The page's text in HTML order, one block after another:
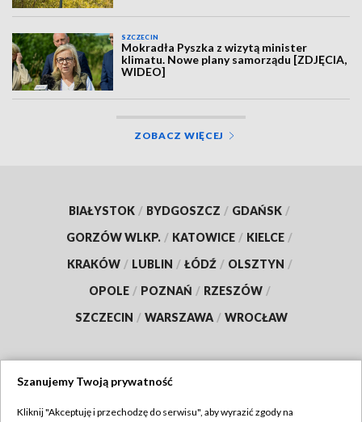
SZCZECIN
Mokradła Pyszka z wizytą minister
klimatu. Nowe plany samorządu [ZDJĘCIA,
WIDEO]
ZOBACZ WIĘCEJ
BIAŁYSTOK / BYDGOSZCZ / GDAŃSK /
GORZÓW WLKP. / KATOWICE / KIELCE /
KRAKÓW / LUBLIN / ŁÓDŹ / OLSZTYN /
OPOLE / POZNAŃ / RZESZÓW /
SZCZECIN / WARSZAWA / WROCŁAW
Szanujemy Twoją prywatność
Kliknij "Akceptuję i przechodzę do serwisu", aby wyrazić zgody na